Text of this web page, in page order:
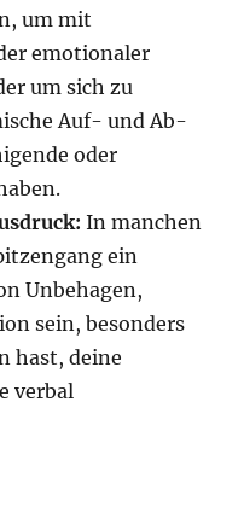
um mit
emotionaler
um sich zu
Auf- und Ab-
oder
In manchen
ein
Unbehagen,
sein, besonders
hast, deine
verbal